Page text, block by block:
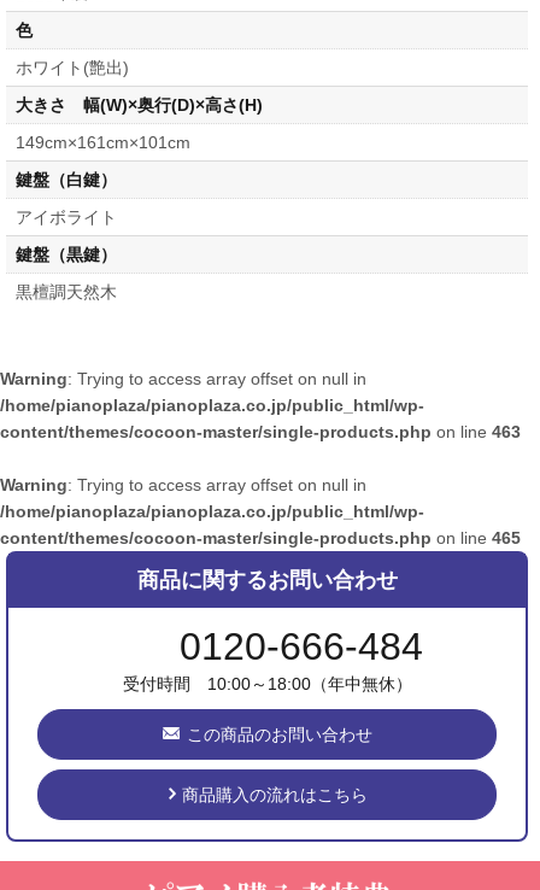
色
ホワイト(艶出)
大きさ 幅(W)×奥行(D)×高さ(H)
149cm×161cm×101cm
鍵盤（白鍵）
アイボライト
鍵盤（黒鍵）
黒檀調天然木
Warning: Trying to access array offset on null in
/home/pianoplaza/pianoplaza.co.jp/public_html/wp-
content/themes/cocoon-master/single-products.php on line 463
Warning: Trying to access array offset on null in
/home/pianoplaza/pianoplaza.co.jp/public_html/wp-
content/themes/cocoon-master/single-products.php on line 465
商品に関するお問い合わせ
0120-666-484
受付時間 10:00～18:00（年中無休）
この商品のお問い合わせ
商品購入の流れはこちら